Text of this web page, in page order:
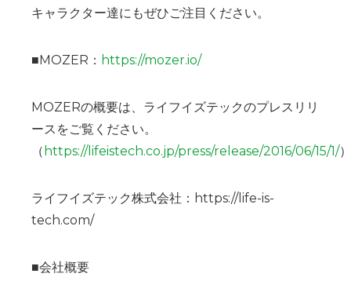
キャラクター達にもぜひご注目ください。
■MOZER： https://mozer.io/
​MOZERの概要は、ライフイズテックのプレスリリ
ースをご覧ください。
（ https://lifeistech.co.jp/press/release/2016/06/15/1/）
ライフイズテック株式会社：https://life-is-
tech.com/
■会社概要